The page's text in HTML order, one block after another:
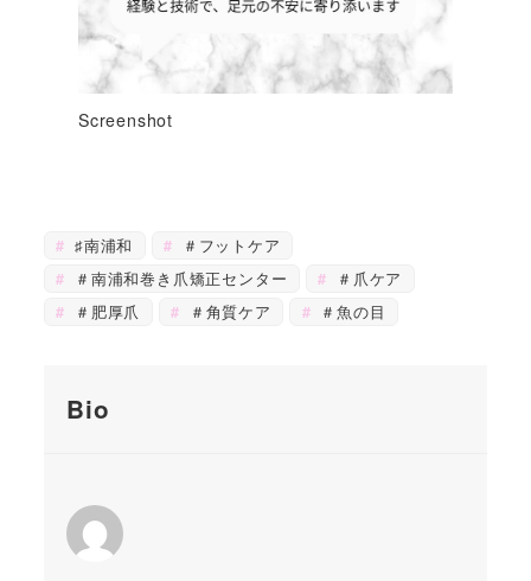
Screenshot
♯南浦和
＃フットケア
＃南浦和巻き爪矯正センター
＃爪ケア
＃肥厚爪
＃角質ケア ＃魚の目
Bio